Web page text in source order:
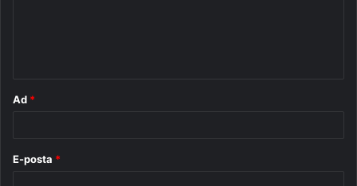
Ad *
E-posta *